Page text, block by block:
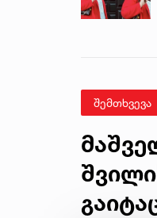
შემთხვევა